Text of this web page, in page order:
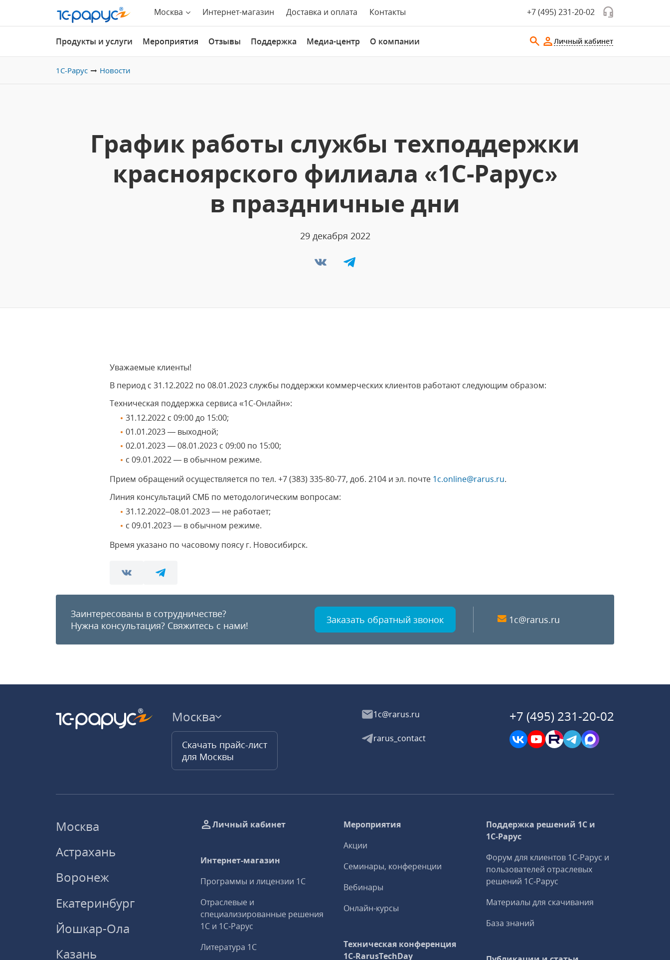
Москва Интернет-магазин Доставка и оплата Контакты +7 (495) 231-20-02
Продукты и услуги Мероприятия Отзывы Поддержка Медиа-центр О компании Личный кабинет
1С-Рарус Новости
График работы службы техподдержки
красноярского филиала «1С-Рарус»
в праздничные дни
29 декабря 2022
Уважаемые клиенты!
В период с 31.12.2022 по 08.01.2023 службы поддержки коммерческих клиентов работают следующим образом:
Техническая поддержка сервиса «1С-Онлайн»:
31.12.2022 с 09:00 до 15:00;
01.01.2023 — выходной;
02.01.2023 — 08.01.2023 с 09:00 по 15:00;
с 09.01.2022 — в обычном режиме.
Прием обращений осуществляется по тел.+7 (383) 335-80-77, доб. 2104 и эл. почте 1c.online@rarus.ru.
Линия консультаций СМБ по методологическим вопросам:
31.12.2022–08.01.2023 — не работает;
с 09.01.2023 — в обычном режиме.
Время указано по часовому поясу г. Новосибирск.
Заинтересованы в сотрудничестве?
Нужна консультация? Свяжитесь с нами! Заказать обратный звонок 1c@rarus.ru
Москва
Скачать прайс-лист
для Москвы
1c@rarus.ru
rarus_contact
+7 (495) 231-20-02
Москва
Астрахань
Воронеж
Екатеринбург
Йошкар-Ола
Казань
Личный кабинет
Интернет-магазин
Программы и лицензии 1С
Отраслевые и
специализированные решения
1С и 1С‑Рарус
Литература 1С
Мероприятия
Акции
Семинары, конференции
Вебинары
Онлайн-курсы
Техническая конференция
1C‑RarusTechDay
Поддержка решений 1С и
1С‑Рарус
Форум для клиентов 1С‑Рарус и
пользователей отраслевых
решений 1С‑Рарус
Материалы для скачивания
База знаний